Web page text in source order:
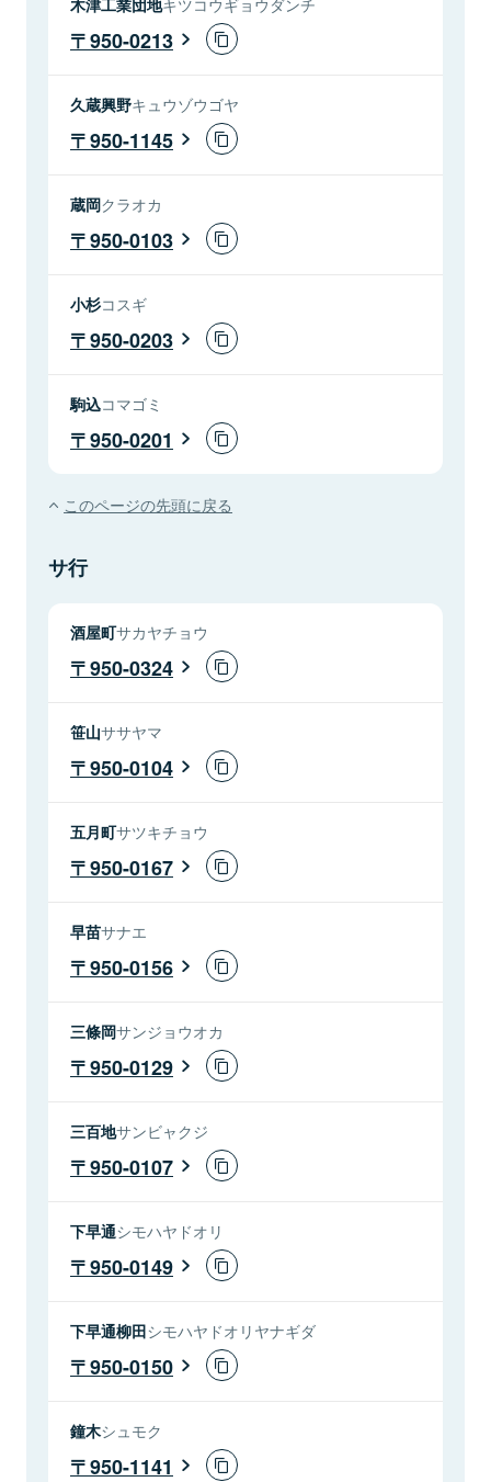
950-0213
久蔵興野キュウゾウゴヤ
950-1145
蔵岡クラオカ
950-0103
小杉コスギ
950-0203
駒込コマゴミ
950-0201
このページの先頭に戻る
サ行
酒屋町サカヤチョウ
950-0324
笹山ササヤマ
950-0104
五月町サツキチョウ
950-0167
早苗サナエ
950-0156
三條岡サンジョウオカ
950-0129
三百地サンビャクジ
950-0107
下早通シモハヤドオリ
950-0149
下早通柳田シモハヤドオリヤナギダ
950-0150
鐘木シュモク
950-1141